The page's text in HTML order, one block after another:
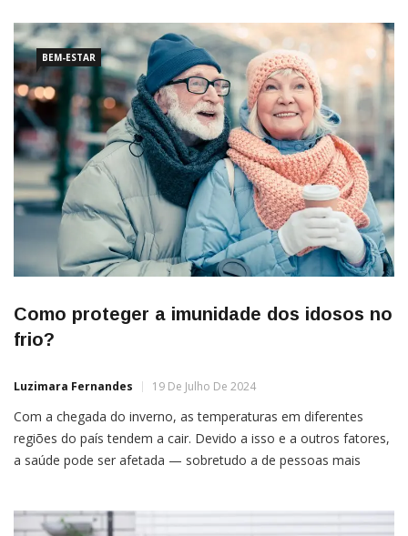
população. Dados indicam uma escalada no número […]
BEM-ESTAR
Como proteger a imunidade dos idosos no
frio?
Luzimara Fernandes 19 De Julho De 2024
Com a chegada do inverno, as temperaturas em diferentes
regiões do país tendem a cair. Devido a isso e a outros fatores,
a saúde pode ser afetada — sobretudo a de pessoas mais
pneumonias… As doenças respiratórias são […]